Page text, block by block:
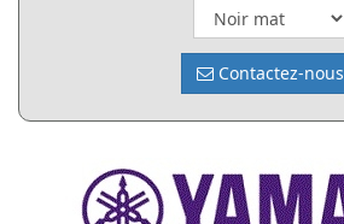
Contactez-nous